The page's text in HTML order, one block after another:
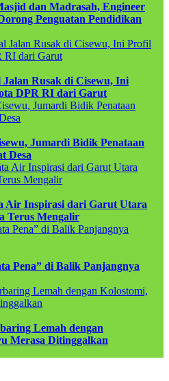
dan Madrasah, Engineer
Penguatan Pendidikan
Rusak di Cisewu, Ini
DPR RI dari Garut
Jumardi Bidik Penataan
Desa
Air Inspirasi dari Garut Utara
Terus Mengalir
Pena” di Balik Panjangnya
Lemah dengan
Merasa Ditinggalkan